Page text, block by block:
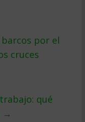
barcos por el
cruces
qué
→